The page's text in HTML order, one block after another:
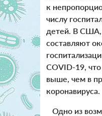
к
числу
детей. В США,
составляют
COVID-19,
выше, чем в
коронавируса.
Одно из